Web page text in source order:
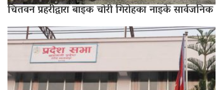
चितवन प्रहरीद्वारा बाइक चोरी गिरोहका नाइके सार्वजनिक